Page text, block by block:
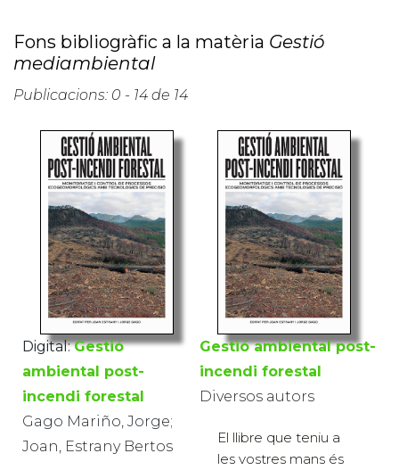
Fons bibliogràfic a la matèria Gestió
mediambiental
Publicacions: 0 - 14 de 14
Digital: Gestió
ambiental post-
incendi forestal
Gago Mariño, Jorge;
Joan, Estrany Bertos
Gestió ambiental post-
incendi forestal
Diversos autors
El llibre que teniu a
les vostres mans és